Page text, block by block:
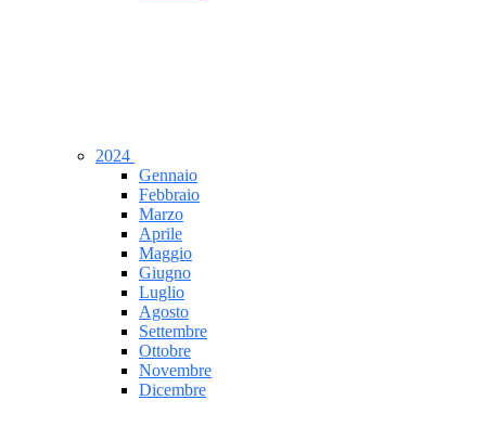
2024
Gennaio
Febbraio
Marzo
Aprile
Maggio
Giugno
Luglio
Agosto
Settembre
Ottobre
Novembre
Dicembre